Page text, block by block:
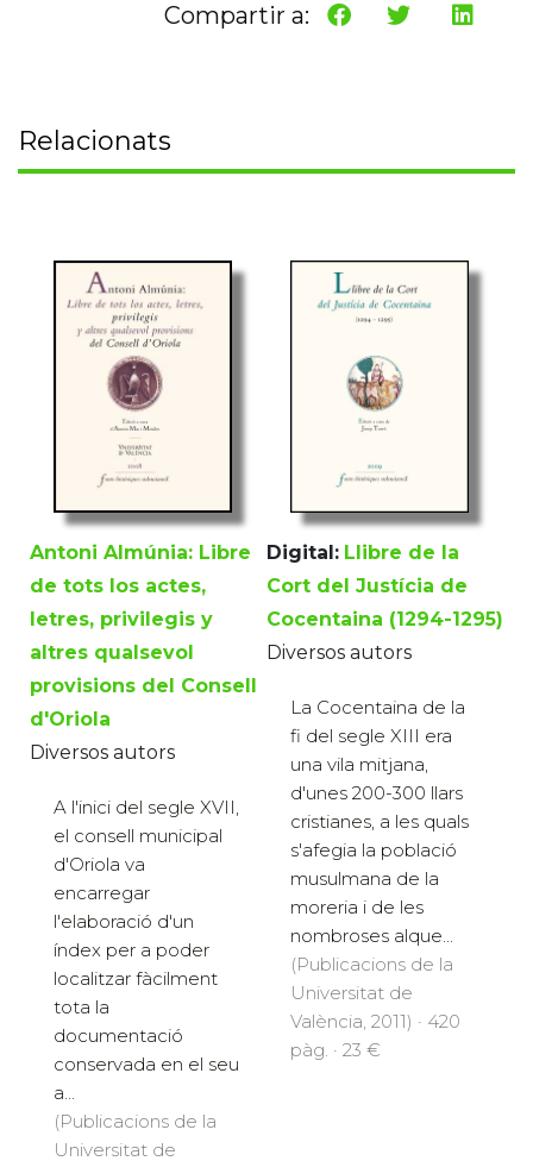
Compartir a:
Relacionats
Antoni Almúnia: Libre
de tots los actes,
letres, privilegis y
altres qualsevol
provisions del Consell
d'Oriola
Diversos autors
A l'inici del segle XVII,
el consell municipal
d'Oriola va
encarregar
l'elaboració d'un
índex per a poder
localitzar fàcilment
tota la
documentació
conservada en el seu
a...
(Publicacions de la
Universitat de
Digital: Llibre de la
Cort del Justícia de
Cocentaina (1294-1295)
Diversos autors
La Cocentaina de la
fi del segle XIII era
una vila mitjana,
d'unes 200-300 llars
cristianes, a les quals
s'afegia la població
musulmana de la
moreria i de les
nombroses alque...
(Publicacions de la
Universitat de
València, 2011) · 420
pàg. · 23 €